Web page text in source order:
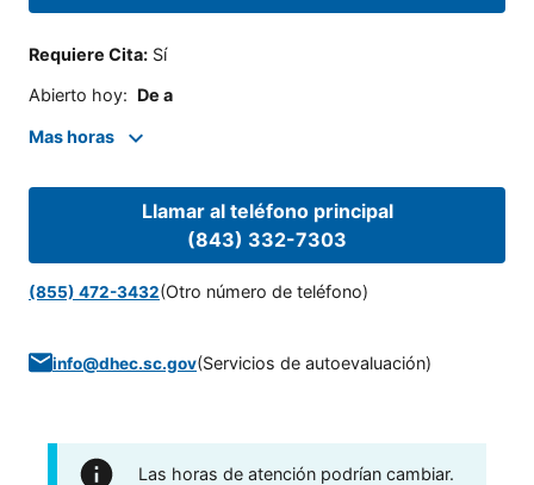
Requiere Cita: Sí
Abierto hoy: De a
Mas horas
Llamar al teléfono principal
(843) 332-7303
(855) 472-3432(Otro número de teléfono)
info@dhec.sc.gov(Servicios de autoevaluación)
Las horas de atención podrían cambiar.